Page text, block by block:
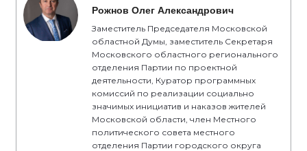
Рожнов Олег Александрович
Заместитель Председателя Московской
областной Думы, заместитель Секретаря
Московского областного регионального
отделения Партии по проектной
деятельности, Куратор программных
комиссий по реализации социально
значимых инициатив и наказов жителей
Московской области, член Местного
политического совета местного
отделения Партии городского округа